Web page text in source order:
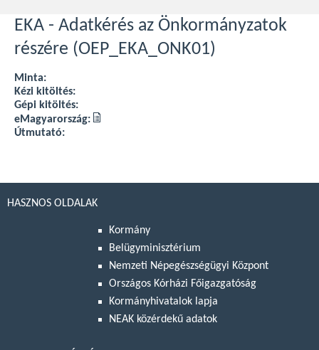
EKA - Adatkérés az Önkormányzatok
részére (OEP_EKA_ONK01)
Minta:
Kézi kitöltés:
Gépi kitöltés:
eMagyarország:
Útmutató:
HASZNOS OLDALAK
Kormány
Belügyminisztérium
Nemzeti Népegészségügyi Központ
Országos Kórházi Főigazgatóság
Kormányhivatalok lapja
NEAK közérdekű adatok